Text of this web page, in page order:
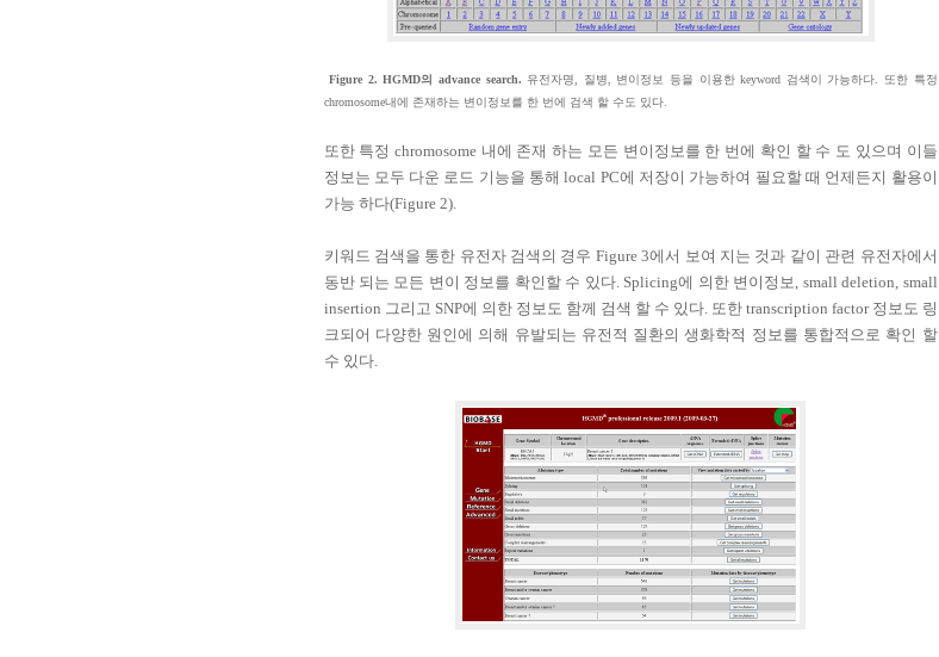
Figure 2. HGMD의 advance search. 유전자명 질병 변이정보 등을 이용한keyword 검색이 가능하다
또한 특정
chromosome내에 존재하는 변이정보를 한 번에 검색 할 수도 있다.
또한 특정 chromosome 내에 존재 하는 모든 변이정보를 한 번에 확인 할 수 도 있으며 이들
정보는 모두 다운 로드 기능을 통해 local PC에 저장이 가능하여 필요할 때 언제든지 활용이
가능 하다(Figure 2).
키워드 검색을 통한 유전자 검색의 경우 Figure 3에서 보여 지는 것과 같이 관련 유전자에서
동반 되는 모든 변이 정보를 확인할 수 있다. Splicing에 의한 변이정보, small deletion, small
insertion 그리고 SNP에 의한 정보도 함께 검색 할 수 있다. 또한transcription factor 정보도 링
크되어 다양한 원인에 의해 유발되는 유전적 질환의 생화학적 정보를 통합적으로 확인 할
수 있다.